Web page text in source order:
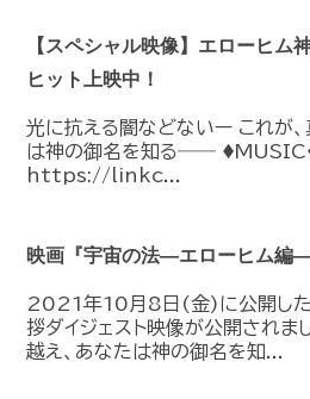
【スペシャル映像】エローヒ
ヒット上映中！
光に抗える闇などないー これが
は神の御名を知る―― ♦︎MUSIC♦︎
https://linkc...
映画『宇宙の法―エローヒム編
2021年10月8日(金)に公開した
拶ダイジェスト映像が公開され
越え、あなたは神の御名を知...